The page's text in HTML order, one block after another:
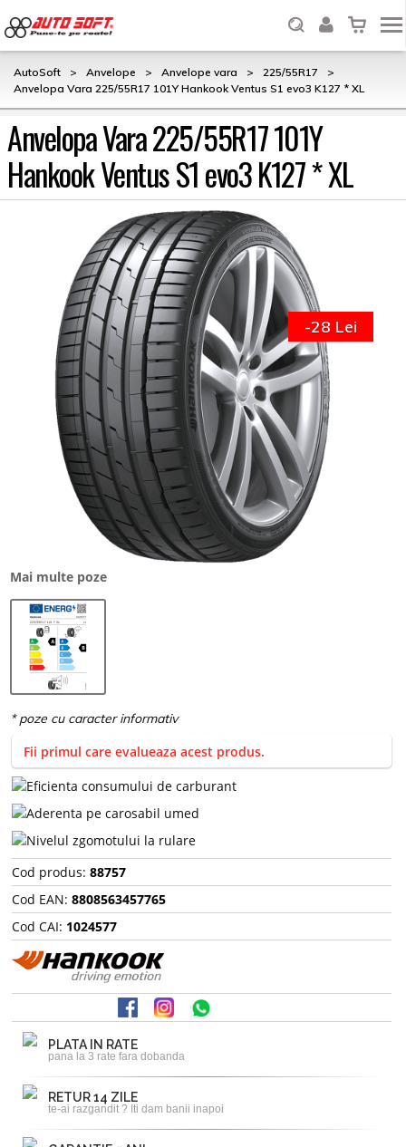
AutoSoft > Anvelope > Anvelope vara > 225/55R17
>
Anvelopa Vara 225/55R17 101Y Hankook Ventus S1 evo3 K127 * XL
Anvelopa Vara 225/55R17 101Y
Hankook Ventus S1 evo3 K127 * XL
Mai multe poze
-28 Lei
Fii primul care evalueaza acest produs.
Cod produs: 88757
Cod EAN: 8808563457765
Cod CAI: 1024577
PLATA IN RATE
pana la 3 rate fara dobanda
RETUR 14 ZILE
te-ai razgandit ? Iti dam banii inapoi